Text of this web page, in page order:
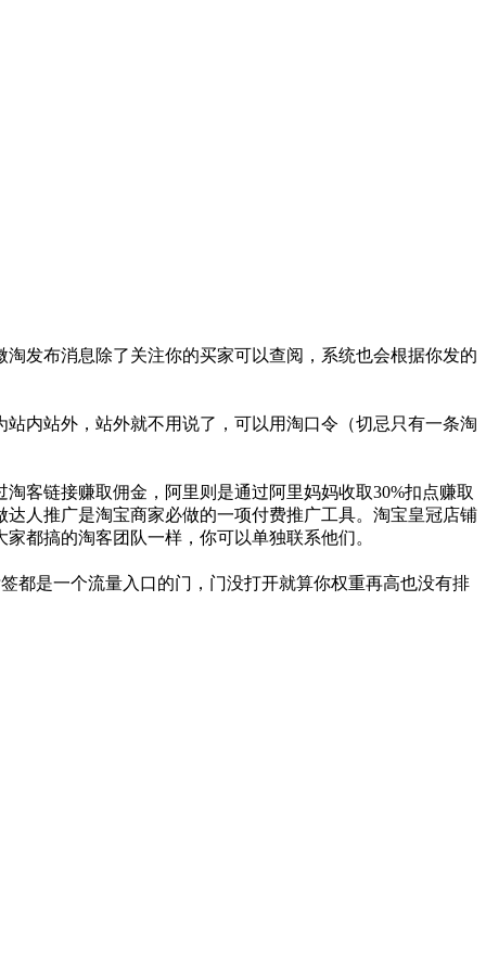
发布消息除了关注你的买家可以查阅，系统也会根据你发的
内站外，站外就不用说了，可以用淘口令（切忌只有一条淘
链接赚取佣金，阿里则是通过阿里妈妈收取30%扣点赚取
人推广是淘宝商家必做的一项付费推广工具。淘宝皇冠店铺
都搞的淘客团队一样，你可以单独联系他们。
是一个流量入口的门，门没打开就算你权重再高也没有排